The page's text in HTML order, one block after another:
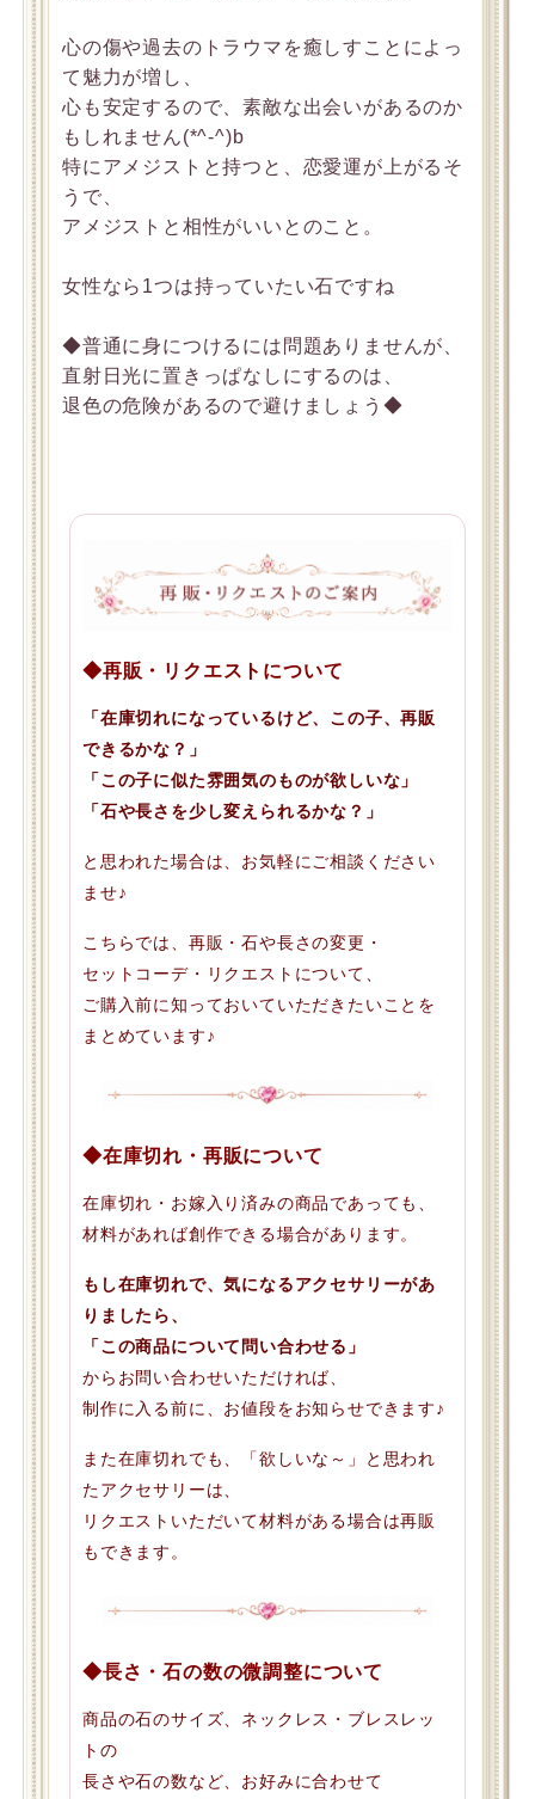
心の傷や過去のトラウマを癒しすことによっ
て魅力が増し、
心も安定するので、素敵な出会いがあるのか
もしれません(*^-^)b
特にアメジストと持つと、恋愛運が上がるそ
うで、
アメジストと相性がいいとのこと。
女性なら1つは持っていたい石ですね
◆普通に身につけるには問題ありませんが、
直射日光に置きっぱなしにするのは、
退色の危険があるので避けましょう◆
◆再販・リクエストについて
「在庫切れになっているけど、この子、再販
できるかな？」
「この子に似た雰囲気のものが欲しいな」
「石や長さを少し変えられるかな？」
と思われた場合は、お気軽にご相談ください
ませ♪
こちらでは、再販・石や長さの変更・
セットコーデ・リクエストについて、
ご購入前に知っておいていただきたいことを
まとめています♪
◆在庫切れ・再販について
在庫切れ・お嫁入り済みの商品であっても、
材料があれば創作できる場合があります。
もし在庫切れで、気になるアクセサリーがあ
りましたら、
「この商品について問い合わせる」
からお問い合わせいただければ、
制作に入る前に、お値段をお知らせできます♪
また在庫切れでも、「欲しいな～」と思われ
たアクセサリーは、
リクエストいただいて材料がある場合は再販
もできます。
◆長さ・石の数の微調整について
商品の石のサイズ、ネックレス・ブレスレッ
トの
長さや石の数など、お好みに合わせて